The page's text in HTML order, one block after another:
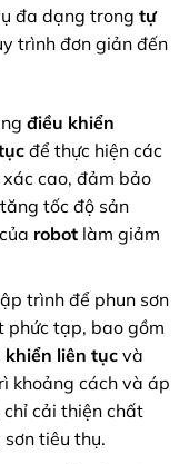
đa dạng trong tự
trình đơn giản đến
điều khiển
để thực hiện các
cao, đảm bảo
tốc độ sản
robotlàm giảm
trình để phun sơn
phức tạp, bao gồm
khiển liên tụcvà
khoảng cách và áp
cải thiện chất
tiêu thụ.